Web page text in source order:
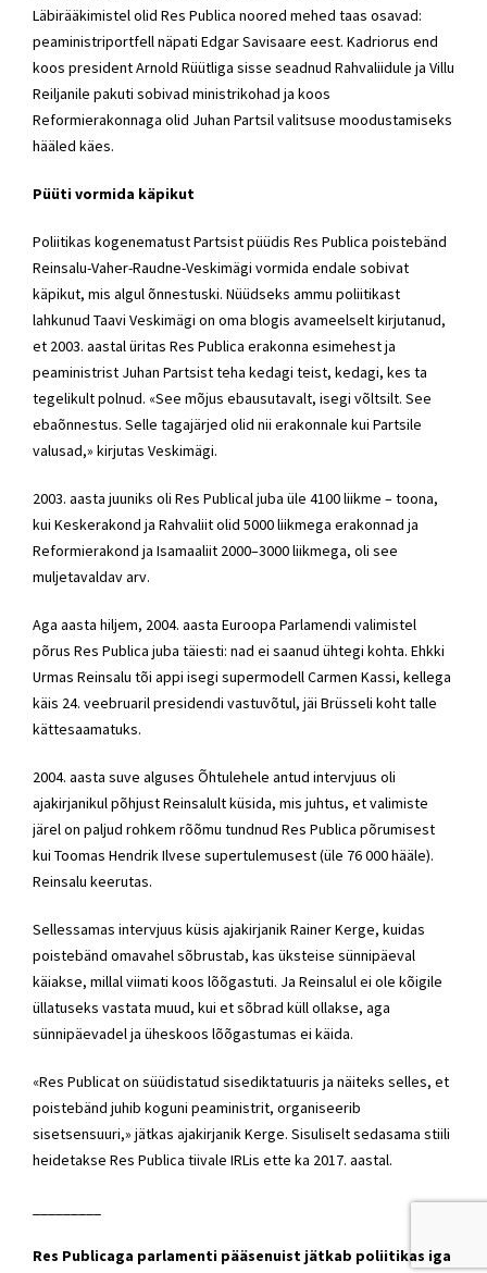
Läbirääkimistel olid Res Publica noored mehed taas osavad:
peaministriportfell näpati Edgar Savisaare eest. Kadriorus end
koos president Arnold Rüütliga sisse seadnud Rahvaliidule ja Villu
Reiljanile pakuti sobivad ministrikohad ja koos
Reformierakonnaga olid Juhan Partsil valitsuse moodustamiseks
hääled käes.
Püüti vormida käpikut
Poliitikas kogenematust Partsist püüdis Res Publica poistebänd
Reinsalu-Vaher-Raudne-Veskimägi vormida endale sobivat
käpikut, mis algul õnnestuski. Nüüdseks ammu poliitikast
lahkunud Taavi Veskimägi on oma blogis avameelselt kirjutanud,
et 2003. aastal üritas Res Publica erakonna esimehest ja
peaministrist Juhan Partsist teha kedagi teist, kedagi, kes ta
tegelikult polnud. «See mõjus ebausutavalt, isegi võltsilt. See
ebaõnnestus. Selle tagajärjed olid nii erakonnale kui Partsile
valusad,» kirjutas Veskimägi.
2003. aasta juuniks oli Res Publical juba üle 4100 liikme – toona,
kui Keskerakond ja Rahvaliit olid 5000 liikmega erakonnad ja
Reformierakond ja Isamaaliit 2000–3000 liikmega, oli see
muljetavaldav arv.
Aga aasta hiljem, 2004. aasta Euroopa Parlamendi valimistel
põrus Res Publica juba täiesti: nad ei saanud ühtegi kohta. Ehkki
Urmas Reinsalu tõi appi isegi supermodell Carmen Kassi, kellega
käis 24. veebruaril presidendi vastuvõtul, jäi Brüsseli koht talle
kättesaamatuks.
2004. aasta suve alguses Õhtulehele antud intervjuus oli
ajakirjanikul põhjust Reinsalult küsida, mis juhtus, et valimiste
järel on paljud rohkem rõõmu tundnud Res Publica põrumisest
kui Toomas Hendrik Ilvese supertulemusest (üle 76 000 hääle).
Reinsalu keerutas.
Sellessamas intervjuus küsis ajakirjanik Rainer Kerge, kuidas
poistebänd omavahel sõbrustab, kas üksteise sünnipäeval
käiakse, millal viimati koos lõõgastuti. Ja Reinsalul ei ole kõigile
üllatuseks vastata muud, kui et sõbrad küll ollakse, aga
sünnipäevadel ja üheskoos lõõgastumas ei käida.
«Res Publicat on süüdistatud sisediktatuuris ja näiteks selles, et
poistebänd juhib koguni peaministrit, organiseerib
sisetsensuuri,» jätkas ajakirjanik Kerge. Sisuliselt sedasama stiili
heidetakse Res Publica tiivale IRLis ette ka 2017. aastal.
Res Publicaga parlamenti pääsenuist jätkab poliitikas iga